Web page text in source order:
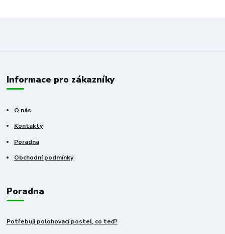
Informace pro zákazníky
O nás
Kontakty
Poradna
Obchodní podmínky
Poradna
Potřebuji polohovací postel, co teď?